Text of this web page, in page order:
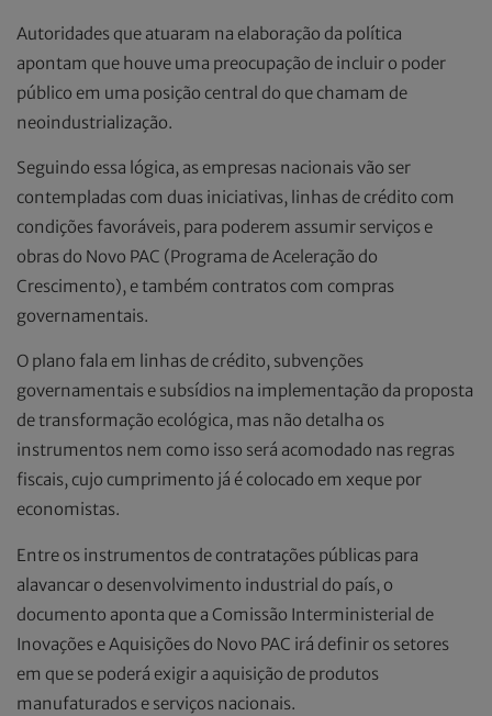
Autoridades que atuaram na elaboração da política
apontam que houve uma preocupação de incluir o poder
público em uma posição central do que chamam de
neoindustrialização.
Seguindo essa lógica, as empresas nacionais vão ser
contempladas com duas iniciativas, linhas de crédito com
condições favoráveis, para poderem assumir serviços e
obras do Novo PAC (Programa de Aceleração do
Crescimento), e também contratos com compras
governamentais.
O plano fala em linhas de crédito, subvenções
governamentais e subsídios na implementação da proposta
de transformação ecológica, mas não detalha os
instrumentos nem como isso será acomodado nas regras
fiscais, cujo cumprimento já é colocado em xeque por
economistas.
Entre os instrumentos de contratações públicas para
alavancar o desenvolvimento industrial do país, o
documento aponta que a Comissão Interministerial de
Inovações e Aquisições do Novo PAC irá definir os setores
em que se poderá exigir a aquisição de produtos
manufaturados e serviços nacionais.